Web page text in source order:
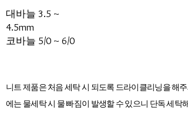
대바늘 3.5 ~
4.5mm
​코바늘 5/0 ~ 6/0
니트 제품은 처음 세탁 시 되도록 드라이클리닝을 해주
에는 물세탁 시 물 빠짐이 발생할 수 있으니 단독 세탁해